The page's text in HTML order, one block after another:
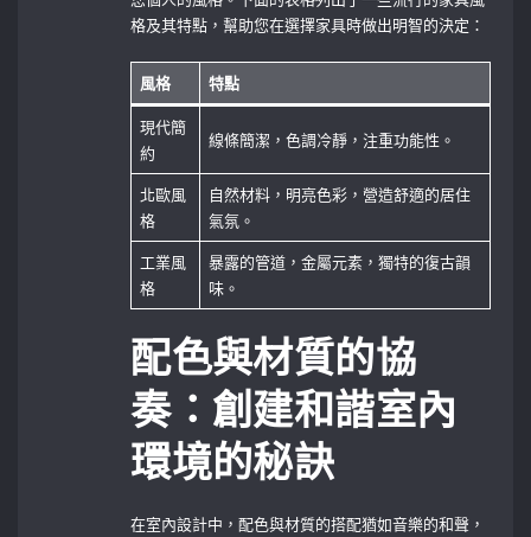
格及其特點，幫助您在選擇家具時做出明智的決定：
風格 特點
現代簡
約
線條簡潔，色調冷靜，注重功能性。
北歐風
格
自然材料，明亮色彩，營造舒適的居住
氣氛。
工業風
格
暴露的管道，金屬元素，獨特的復古韻
味。
配色與材質的協
奏：創建和諧室內
環境的秘訣
在室內設計中，配色與材質的搭配猶如音樂的和聲，